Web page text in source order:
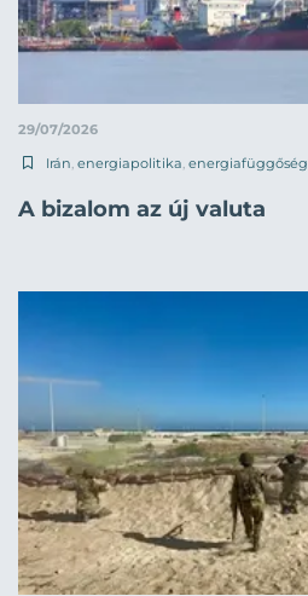
29/07/2026
Irán, energiapolitika, energiafüggőség
A bizalom az új valuta